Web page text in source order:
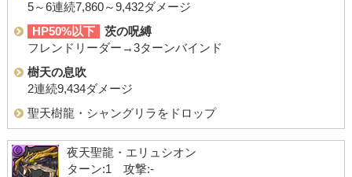
5～6連続7,860～9,432ダメージ
HP50%以下
茨の呪縛
フレンドリーダー→3ターンバインド
樹天の息吹
2連続9,434ダメージ
聖天樹龍・シャングリラをドロップ
夜天聖龍・エリュシオン
ターン:1 攻撃:-